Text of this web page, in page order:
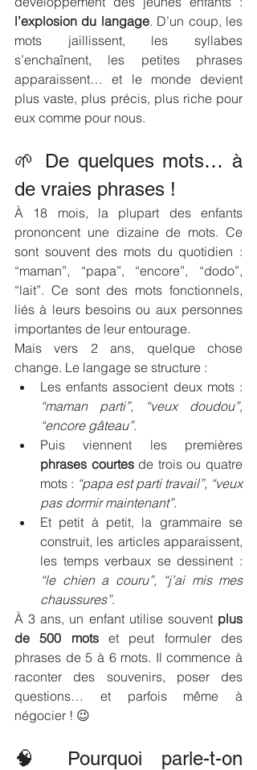
l’explosion du langage. D’un coup, les
mots jaillissent, les syllabes
s’enchaînent, les petites phrases
apparaissent… et le monde devient
plus vaste, plus précis, plus riche pour
eux comme pour nous.
🌱 De quelques mots… à
de vraies phrases !
À 18 mois, la plupart des enfants
prononcent une dizaine de mots. Ce
sont souvent des mots du quotidien :
“maman”, “papa”, “encore”, “dodo”,
“lait”. Ce sont des mots fonctionnels,
liés à leurs besoins ou aux personnes
importantes de leur entourage.
Mais vers 2 ans, quelque chose
change. Le langage se structure :
“maman parti”, “veux doudou”,
“encore gâteau”.
phrases courtes de trois ou quatre
mots : “papa est parti travail”, “veux
pas dormir maintenant”.
Et petit à petit, la grammaire se
construit, les articles apparaissent,
“le chien a couru”, “j’ai mis mes
chaussures”.
À 3 ans, un enfant utilise souvent plus
de 500 mots et peut formuler des
phrases de 5 à 6 mots. Il commence à
raconter des souvenirs, poser des
questions… et parfois même à
négocier ! 😉
🧠 Pourquoi parle-t-on